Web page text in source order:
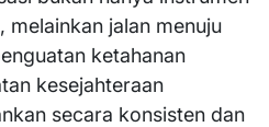
jalan menuju
ketahanan
kesejahteraan
secara konsisten dan